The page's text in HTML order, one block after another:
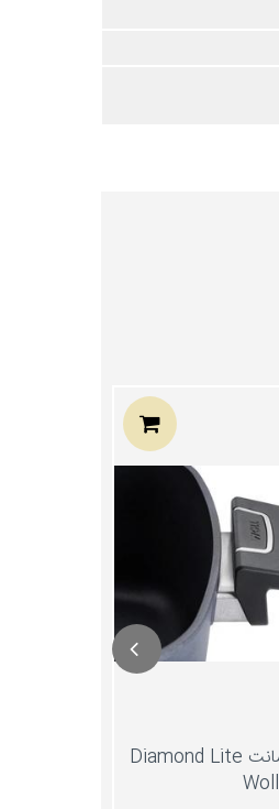
قابلمه مربع 22 سانت Diamond Lite
Woll